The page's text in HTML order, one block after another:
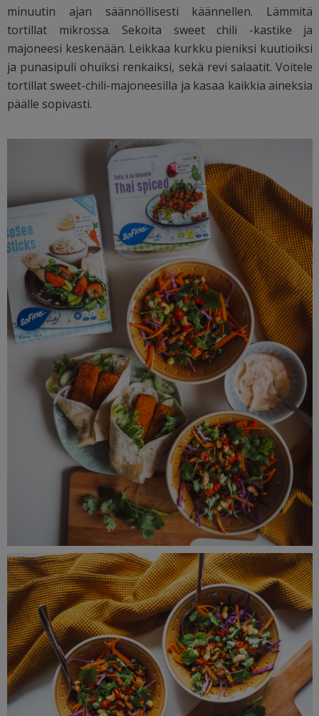
minuutin ajan säännöllisesti käännellen. Lämmitä
tortillat mikrossa. Sekoita sweet chili -kastike ja
majoneesi keskenään. Leikkaa kurkku pieniksi kuutioiksi
ja punasipuli ohuiksi renkaiksi, sekä revi salaatit. Voitele
tortillat sweet-chili-majoneesilla ja kasaa kaikkia aineksia
päälle sopivasti.